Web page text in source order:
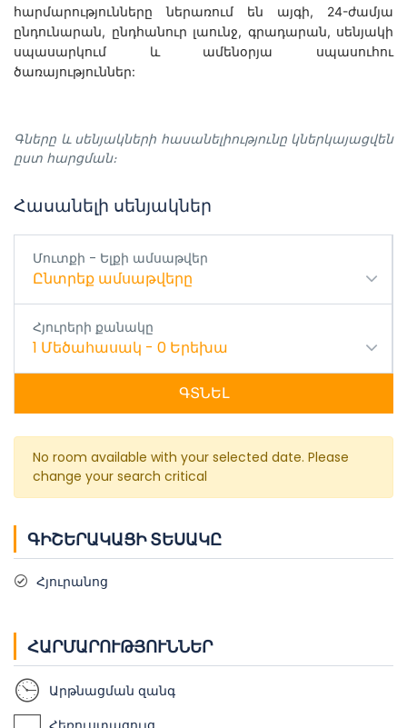
հարմարությունները ներառում են այգի, 24-ժամյա
ընդունարան, ընդհանուր լաունջ, գրադարան, սենյակի
սպասարկում և ամենօրյա սպասուհու
ծառայություններ:
Գները և սենյակների հասանելիությունը կներկայացվեն
ըստ հարցման։
Հասանելի սենյակներ
Մուտքի - Ելքի ամսաթվեր
Ընտրեք ամսաթվերը
Հյուրերի քանակը
1 Մեծահասակ - 0 Երեխա
ԳՏՆԵԼ
No room available with your selected date. Please
change your search critical
ԳԻՇԵՐԱԿԱՑԻ ՏԵՍԱԿԸ
Հյուրանոց
ՀԱՐՄԱՐՈՒԹՅՈՒՆՆԵՐ
Արթնացման զանգ